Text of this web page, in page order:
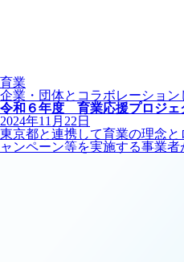
育業
企業・団体とコラボレーション
令和６年度 育業応援プロジェ
2024年11月22日
東京都と連携して育業の理念
ャンペーン等を実施する事業者